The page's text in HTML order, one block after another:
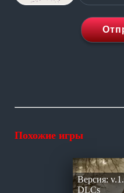
Похожие игры
Версия:
DLCs